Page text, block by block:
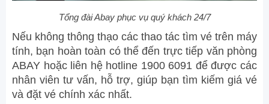
Tổng đài Abay phục vụ quý khách 24/7
Nếu không thông thạo các thao tác tìm vé trên máy
tính, bạn hoàn toàn có thể đến trực tiếp văn phòng
ABAY hoặc liên hệ hotline 1900 6091 để được các
nhân viên tư vấn, hỗ trợ, giúp bạn tìm kiếm giá vé
và đặt vé chính xác nhất.